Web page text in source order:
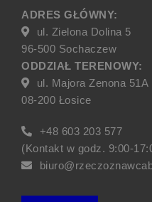
ADRES GŁÓWNY:
ul. Zielona Dolina 5
96-500 Sochaczew
ODDZIAŁ TERENOWY:
ul. Majora Zenona 51A
08-200 Łosice
+48 603 203 577
(Kontakt w godz. 9:00-